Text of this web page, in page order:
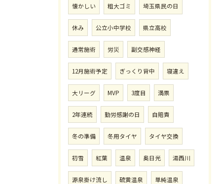
懐かしい 粗大ゴミ 埼玉県民の日
休み 公立小中学校 県立高校
通常施術 労災 副交感神経
12月施術予定 ぎっくり背中 寝違え
大リーグ MVP 3度目 満票
2年連続 勤労感謝の日 自賠責
冬の準備 冬用タイヤ タイヤ交換
初雪 紅葉 温泉 奥日光 湯西川
源泉掛け流し 硫黄温泉 単純温泉